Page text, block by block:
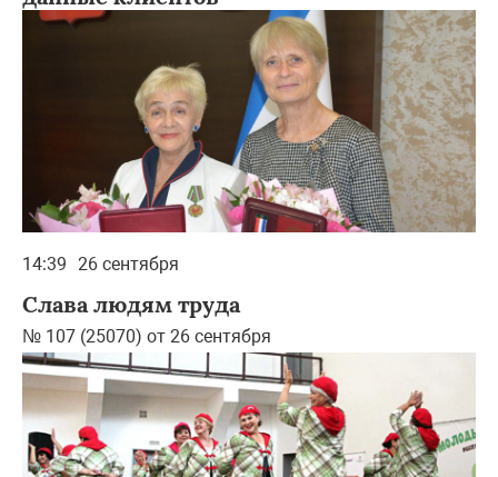
14:39 26 сентября
Слава людям труда
№ 107 (25070) от 26 сентября